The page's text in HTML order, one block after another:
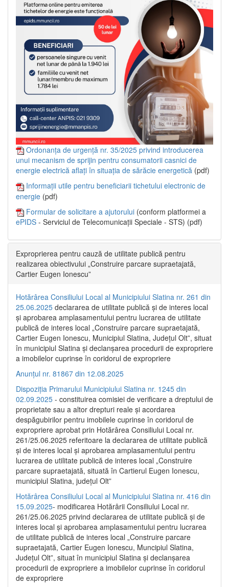
Ordonanța de urgență nr. 35/2025 privind introducerea
unui mecanism de sprijin pentru consumatorii casnici de
energie electrică aflați în situația de sărăcie energetică (pdf)
Informații utile pentru beneficiarii tichetului electronic de
energie (pdf)
Formular de solicitare a ajutorului (conform platformei a
ePIDS - Serviciul de Telecomunicații Speciale - STS) (pdf)
Exproprierea pentru cauză de utilitate publică pentru
realizarea obiectivului „Construire parcare supraetajată,
Cartier Eugen Ionescu”
Hotărârea Consiliului Local al Municipiului Slatina nr. 261 din
25.06.2025 declararea de utilitate publică și de interes local
și aprobarea amplasamentului pentru lucrarea de utilitate
publică de interes local „Construire parcare supraetajată,
Cartier Eugen Ionescu, Municipiul Slatina, Județul Olt”, situat
în municipiul Slatina și declanșarea procedurii de expropriere
a imobilelor cuprinse în coridorul de expropriere
Anunțul nr. 81867 din 12.08.2025
Dispoziția Primarului Municipiului Slatina nr. 1245 din
02.09.2025 - constituirea comisiei de verificare a dreptului de
proprietate sau a altor drepturi reale și acordarea
despăgubirilor pentru imobilele cuprinse în coridorul de
expropriere aprobat prin Hotărârea Consiliului Local nr.
261/25.06.2025 referitoare la declararea de utilitate publică
și de interes local și aprobarea amplasamentului pentru
lucrarea de utilitate publică de interes local „Construire
parcare supraetajată, situată în Cartierul Eugen Ionescu,
municipiul Slatina, județul Olt”
Hotărârea Consiliului Local al Municipiului Slatina nr. 416 din
15.09.2025- modificarea Hotărârii Consiliului Local nr.
261/25.06.2025 privind declararea de utilitate publică și de
interes local și aprobarea amplasamentului pentru lucrarea
de utilitate publică de interes local „Construire parcare
supraetajată, Cartier Eugen Ionescu, Muncipiul Slatina,
Județul Olt”, situat în municipiul Slatina și declanșarea
procedurii de expropriere a imobilelor cuprinse în coridorul
de expropriere